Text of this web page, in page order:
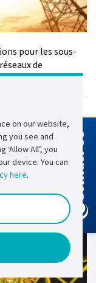
pour les sous-
de
Contact Us
on our website,
you see and
All’, you
device. You can
here.